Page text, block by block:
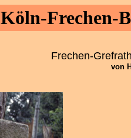
Köln-Frechen-
Frechen-
von